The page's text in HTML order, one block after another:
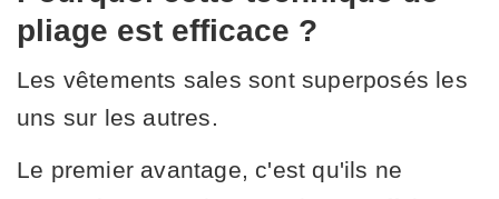
pliage est efficace ?
Les vêtements sales sont superposés les
uns sur les autres.
Le premier avantage, c'est qu'ils ne